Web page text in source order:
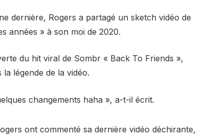
dernière, Rogers a partagé un sketch vidéo de
années » à son moi de 2020.
du hit viral de Sombr « Back To Friends »,
légende de la vidéo.
changements haha », a-t-il écrit.
ont commenté sa dernière vidéo déchirante,